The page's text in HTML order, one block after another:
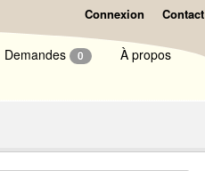
Connexion Contact
Demandes 0 À propos